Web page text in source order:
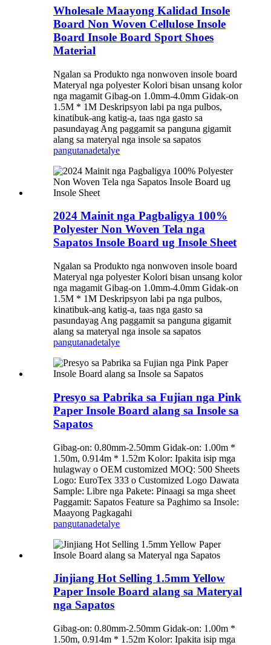
Wholesale Maayong Kalidad Insole
Board Non Woven Cellulose Insole
Board Insole Board Sport Shoes
Material
Ngalan sa Produkto nga nonwoven insole board
Materyal nga polyester Kolori bisan unsang kolor
nga magamit Gibag-on 1.0mm-4.0mm Gidak-on
1.5M * 1M Deskripsyon labi pa nga pulbos,
kinatibuk-ang katig-a, taas nga gasto sa
pasundayag Ang paggamit sa panguna gigamit
alang sa materyal nga insole sa sapatos
pangutanadetalye
2024 Mainit nga Pagbaligya 100%
Polyester Non Woven Tela nga
Sapatos Insole Board ug Insole Sheet
Ngalan sa Produkto nga nonwoven insole board
Materyal nga polyester Kolori bisan unsang kolor
nga magamit Gibag-on 1.0mm-4.0mm Gidak-on
1.5M * 1M Deskripsyon labi pa nga pulbos,
kinatibuk-ang katig-a, taas nga gasto sa
pasundayag Ang paggamit sa panguna gigamit
alang sa materyal nga insole sa sapatos
pangutanadetalye
Presyo sa Pabrika sa Fujian nga Pink
Paper Insole Board alang sa Insole sa
Sapatos
Gibag-on: 0.80mm-2.50mm Gidak-on: 1.00m *
1.50m, 0.914m * 1.52m Kolor: Ipakita isip mga
hulagway o OEM customized MOQ: 500 Sheets
Logo: EuroTex 333 o Customized Logo Dawata
Sample: Libre nga Pakete: Pinaagi sa mga sheet
Paggamit: Sapatos Feature sa Paghimo sa Insole:
Maayong Pagkagahi
pangutanadetalye
Jinjiang Hot Selling 1.5mm Yellow
Paper Insole Board alang sa Materyal
nga Sapatos
Gibag-on: 0.80mm-2.50mm Gidak-on: 1.00m *
1.50m, 0.914m * 1.52m Kolor: Ipakita isip mga